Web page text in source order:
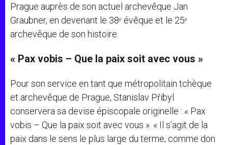
Prague auprès de son actuel archevêque Jan
Graubner, en devenant le 38ᵉ évêque et le 25ᵉ
archevêque de son histoire.
« Pax vobis – Que la paix soit avec vous »
Pour son service en tant que métropolitain tchèque
et archevêque de Prague, Stanislav Přibyl
conservera sa devise épiscopale originelle : « Pax
vobis – Que la paix soit avec vous ». « Il s’agit de la
paix dans le sens le plus large du terme, comme don